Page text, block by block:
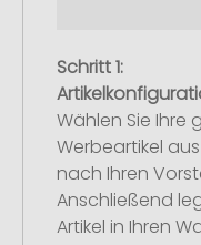
Schritt 1:
Wählen Sie Ihre
Werbeartikel
nach Ihren
Anschließend
Artikel in Ihren